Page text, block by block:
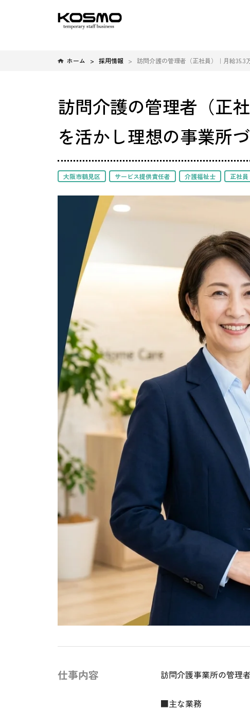
ホーム 採用情報 訪問介護の管理者（正社員）｜月給
訪問介護の管理者（正
を活かし理想の事業所
大阪市鶴見区 サービス提供責任者 介護福祉士 正社員
仕事内容 訪問介護事業所の管理
■主な業務